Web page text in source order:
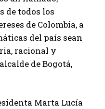
de todos los
de Colombia, a
del país sean
racional y
de Bogotá,
Marta Lucía